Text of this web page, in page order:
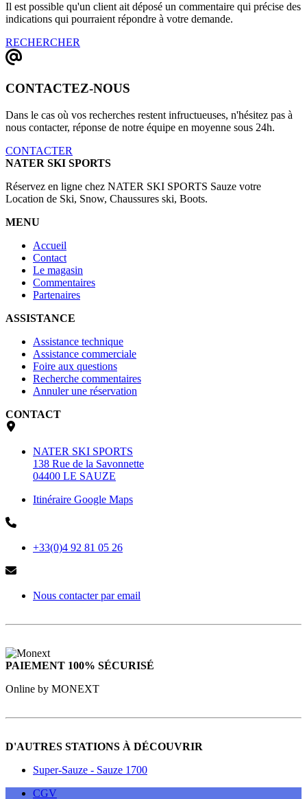
Il est possible qu'un client ait déposé un commentaire qui précise des
indications qui pourraient répondre à votre demande.
RECHERCHER
CONTACTEZ-NOUS
Dans le cas où vos recherches restent infructueuses, n'hésitez pas à
nous contacter, réponse de notre équipe en moyenne sous 24h.
CONTACTER
NATER SKI SPORTS
Réservez en ligne chez NATER SKI SPORTS Sauze votre
Location de Ski, Snow, Chaussures ski, Boots.
MENU
Accueil
Contact
Le magasin
Commentaires
Partenaires
ASSISTANCE
Assistance technique
Assistance commerciale
Foire aux questions
Recherche commentaires
Annuler une réservation
CONTACT
NATER SKI SPORTS
138 Rue de la Savonnette
04400 LE SAUZE
Itinéraire Google Maps
+33(0)4 92 81 05 26
Nous contacter par email
PAIEMENT 100% SÉCURISÉ
Online by MONEXT
D'AUTRES STATIONS À DÉCOUVRIR
Super-Sauze - Sauze 1700
CGV